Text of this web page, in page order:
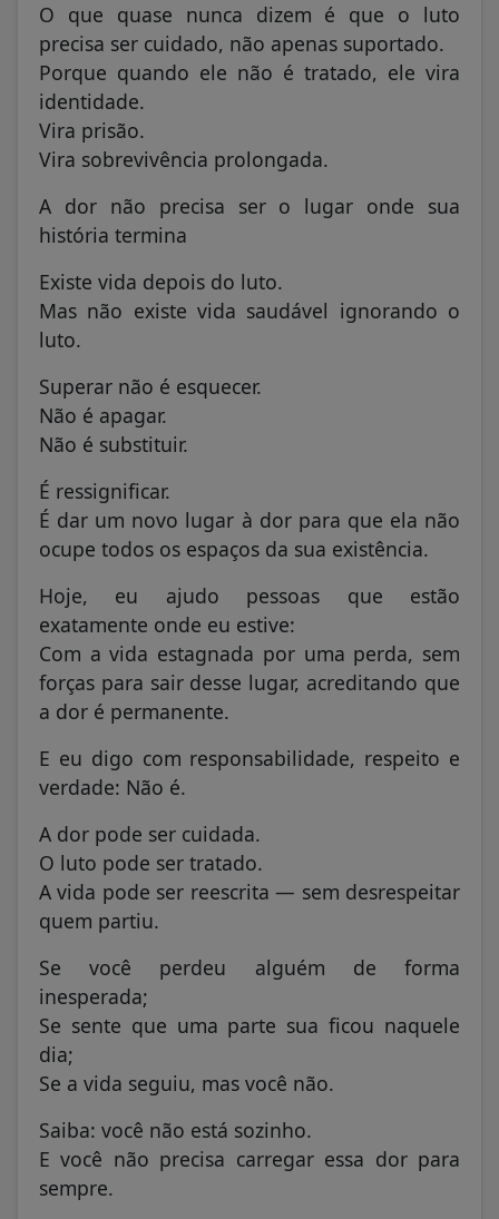
O que quase nunca dizem é que o luto
precisa ser cuidado, não apenas suportado.
Porque quando ele não é tratado, ele vira
identidade.
Vira prisão.
Vira sobrevivência prolongada.
A dor não precisa ser o lugar onde sua
história termina
Existe vida depois do luto.
Mas não existe vida saudável ignorando o
luto.
Superar não é esquecer.
Não é apagar.
Não é substituir.
É ressignificar.
É dar um novo lugar à dor para que ela não
ocupe todos os espaços da sua existência.
Hoje, eu ajudo pessoas que estão
exatamente onde eu estive:
Com a vida estagnada por uma perda, sem
forças para sair desse lugar, acreditando que
a dor é permanente.
E eu digo com responsabilidade, respeito e
verdade: Não é.
A dor pode ser cuidada.
O luto pode ser tratado.
A vida pode ser reescrita — sem desrespeitar
quem partiu.
Se você perdeu alguém de forma
inesperada;
Se sente que uma parte sua ficou naquele
dia;
Se a vida seguiu, mas você não.
Saiba: você não está sozinho.
E você não precisa carregar essa dor para
sempre.